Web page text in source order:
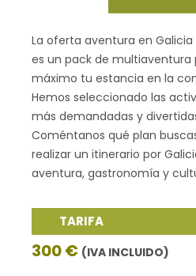
La oferta aventura en
es un pack de multiaventura
máximo tu estancia en la
Hemos seleccionado las
más demandadas y
Coméntanos qué plan
realizar un itinerario por
aventura, gastronomía y
TARIFA
300 € (IVA INCLUIDO)